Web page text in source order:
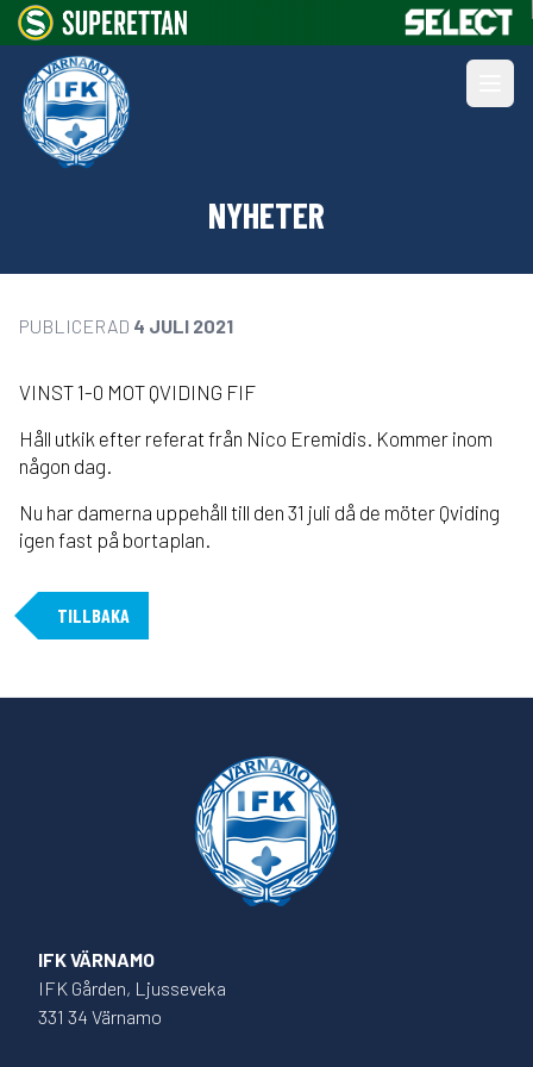
NYHETER
PUBLICERAD 4 JULI 2021
VINST 1-0 MOT QVIDING FIF
Håll utkik efter referat från Nico Eremidis. Kommer inom
någon dag.
Nu har damerna uppehåll till den 31 juli då de möter Qviding
igen fast på bortaplan.
TILLBAKA
IFK VÄRNAMO
IFK Gården, Ljusseveka
331 34 Värnamo